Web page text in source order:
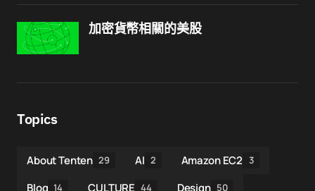
加密貨幣相關的美股
Topics
About Tenten 29 AI 2 Amazon EC2 3
Blog 14 CULTURE 44 Design 50